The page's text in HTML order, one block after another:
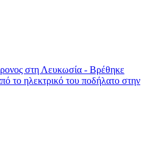
στη Λευκωσία - Βρέθηκε
το ηλεκτρικό του ποδήλατο στην